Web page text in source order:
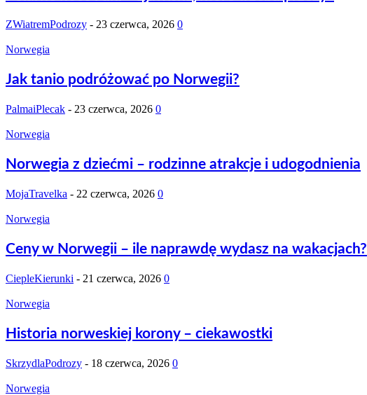
ZWiatremPodrozy - 23 czerwca, 2026 0
Norwegia
Jak tanio podróżować po Norwegii?
PalmaiPlecak - 23 czerwca, 2026 0
Norwegia
Norwegia z dziećmi – rodzinne atrakcje i udogodnienia
MojaTravelka - 22 czerwca, 2026 0
Norwegia
Ceny w Norwegii – ile naprawdę wydasz na wakacjach?
CiepleKierunki - 21 czerwca, 2026 0
Norwegia
Historia norweskiej korony – ciekawostki
SkrzydlaPodrozy - 18 czerwca, 2026 0
Norwegia